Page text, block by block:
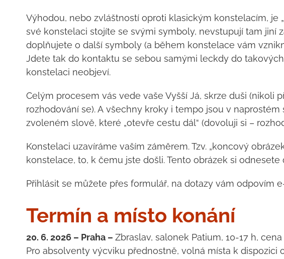
Výhodou, nebo zvláštností oproti klasickým konstelacím, je
své konstelaci stojíte se svými symboly, nevstupují tam jiní
doplňujete o další symboly (a během konstelace vám
Jdete tak do kontaktu se sebou samými leckdy do
konstelaci neobjeví.
Celým procesem vás vede vaše Vyšší Já, skrze duši (nikoli
rozhodování se). A všechny kroky i tempo jsou v naprostém
zvoleném slově, které „otevře cestu dál“ (dovoluji si –
Konstelaci uzavíráme vaším záměrem. Tzv. „koncový
konstelace, to, k čemu jste došli. Tento obrázek si odnesete
Přihlásit se můžete přes formulář, na dotazy vám odpovím
Termín a místo konání
20. 6. 2026 – Praha – Zbraslav, salonek Patium, 10-17 h,
Pro absolventy výcviku přednostně, volná místa k dispozici